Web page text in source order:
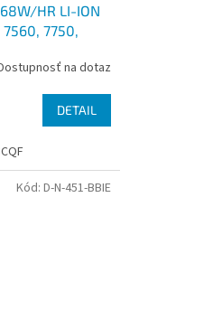
HR LI-ION
7750,
na dotaz
DETAIL
Kód: D-N-451-BBIE